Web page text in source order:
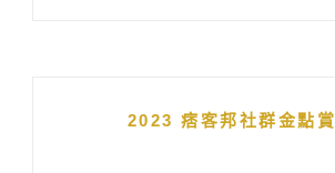
2023 痞客邦社群金點賞